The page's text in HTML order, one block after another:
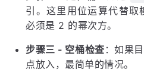
引。这里用位运算代替
必须是 2 的幂次方。
步骤三 - 空桶检查 ：如果
点放入，最简单的情况。